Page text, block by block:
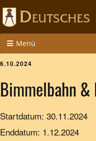
Menü
6.10.2024
Bimmelbahn
Startdatum: 30.11.2024
Enddatum: 1.12.2024